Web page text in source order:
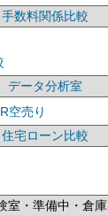
手数料関係比較
データ分析室
空売り
住宅ローン比較
室・準備中・倉庫